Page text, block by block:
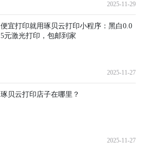
2025-11-29
便宜打印就用琢贝云打印小程序：黑白0.0
5元激光打印，包邮到家
2025-11-27
琢贝云打印店子在哪里？
2025-11-27